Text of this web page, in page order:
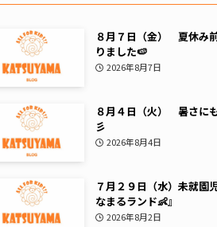
８月７日（金） 夏休み
りました🍉
2026年8月7日
８月４日（火） 暑さに
彡
2026年8月4日
７月２９日（水）未就園
なまるランド👶』
2026年8月2日